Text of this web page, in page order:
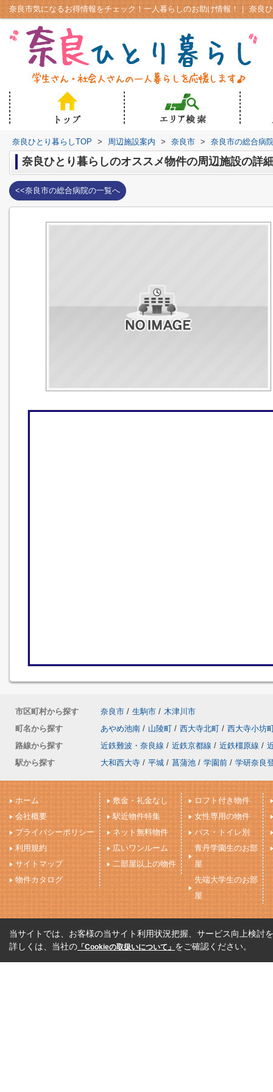
奈良ひとり暮らしTOP > 周辺施設案内 > 奈良市 > 奈良市の総合病
奈良ひとり暮らしのオススメ物件の周辺施設の詳
<<奈良市の総合病院の一覧へ
市区町村から探す 奈良市 / 生駒市 / 木津川市
町名から探す
あやめ池南 / 山陵町 / 西大寺北町 / 西大寺小坊
路線から探す
近鉄難波・奈良線 / 近鉄京都線 / 近鉄橿原線 /
駅から探す
大和西大寺 / 平城 / 菖蒲池 / 学園前 / 学研奈良
ホーム
会社概要
プライバシーポリシー
利用規約
サイトマップ
物件カタログ
敷金・礼金なし
駅近物件特集
ネット無料物件
広いワンルーム
二部屋以上の物件
ロフト付き物件
女性専用の物件
バス・トイレ別
青丹学園生のお部
屋
先端大学生のお部
屋
当サイトでは、お客様の当サイト利用状況把握、サービス向上検討
詳しくは、当社の 「Cookieの取扱いについて」 をご確認ください。